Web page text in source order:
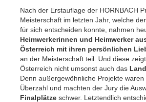
Nach der Erstauflage der HORNBACH
Meisterschaft im letzten Jahr, welche
für sich entscheiden konnte, nahmen
Heimwerkerinnen und Heimwerker
Österreich mit ihren persönlichen
an der Meisterschaft teil. Und diese
Österreich nicht umsonst auch das
Denn außergewöhnliche Projekte waren
Überzahl und machten der Jury die
Finalplätze schwer. Letztendlich